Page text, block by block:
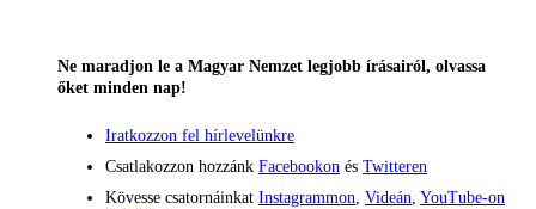
Ne maradjon le a Magyar Nemzet legjobb írásairól, olvassa
őket minden nap!
Iratkozzon fel hírlevelünkre
Csatlakozzon hozzánk Facebookon és Twitteren
Kövesse csatornáinkat Instagrammon, Videán, YouTube-on